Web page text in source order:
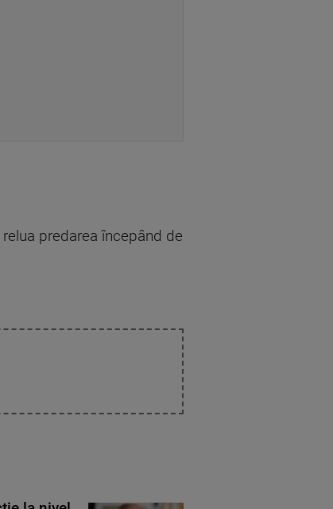
predarea începând de